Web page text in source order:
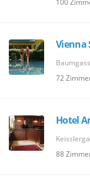
Vienna
72
Hotel
88